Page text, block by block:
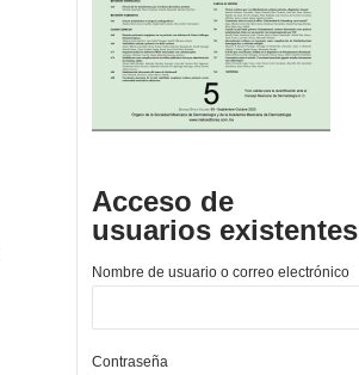
Acceso de
usuarios existentes
Nombre de usuario o correo electrónico
Contraseña